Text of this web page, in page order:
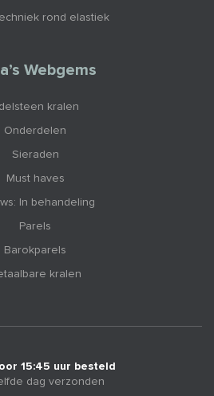
rond elastiek
Webgems
kralen
Onderdelen
Sieraden
Must haves
In behandeling
Parels
Barokparels
kralen
15:45 uur besteld
dag verzonden